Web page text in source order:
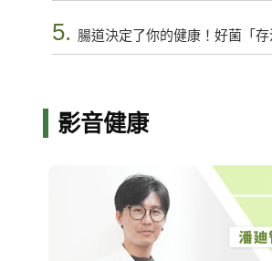
5. 腸道決定了你的健康！好菌「
影音健康